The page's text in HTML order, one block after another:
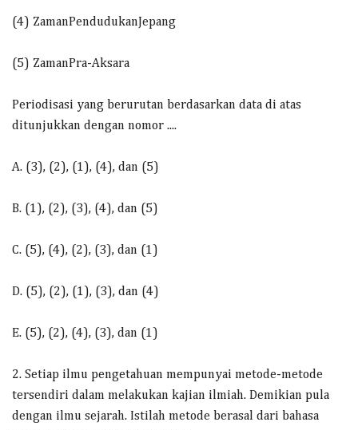
(4) ZamanPendudukanJepang
(5) ZamanPra-Aksara
Periodisasi yang berurutan berdasarkan data di atas
ditunjukkan dengan nomor ....
A. (3), (2), (1), (4), dan (5)
B. (1), (2), (3), (4), dan (5)
C. (5), (4), (2), (3), dan (1)
D. (5), (2), (1), (3), dan (4)
E. (5), (2), (4), (3), dan (1)
2. Setiap ilmu pengetahuan mempunyai metode-metode
tersendiri dalam melakukan kajian ilmiah. Demikian pula
dengan ilmu sejarah. Istilah metode berasal dari bahasa